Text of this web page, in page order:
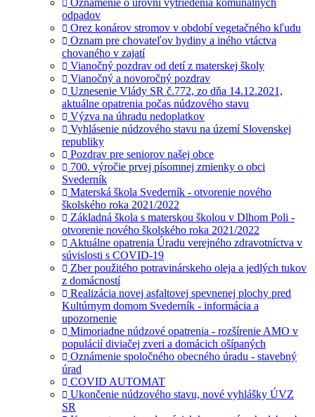
odpadov
Orez konárov stromov v období vegetačného kľudu
Oznam pre chovateľov hydiny a iného vtáctva
chovaného v zajatí
Vianočný pozdrav od detí z materskej školy
Vianočný a novoročný pozdrav
Uznesenie Vlády SR č.772, zo dňa 14.12.2021,
aktuálne opatrenia počas núdzového stavu
Výzva na úhradu nedoplatkov
Vyhlásenie núdzového stavu na území Slovenskej
republiky
Pozdrav pre seniorov našej obce
700. výročie prvej písomnej zmienky o obci
Svederník
Materská škola Svederník - otvorenie nového
školského roka 2021/2022
Základná škola s materskou školou v Dlhom Poli -
otvorenie nového školského roka 2021/2022
Aktuálne opatrenia Úradu verejného zdravotníctva v
súvislosti s COVID-19
Zber použitého potravinárskeho oleja a jedlých tukov
z domácností
Realizácia novej asfaltovej spevnenej plochy pred
Kultúrnym domom Svederník - informácia a
upozornenie
Mimoriadne núdzové opatrenia - rozšírenie AMO v
populácií diviačej zveri a domácich ošípaných
Oznámenie spoločného obecného úradu - stavebný
úrad
COVID AUTOMAT
Ukončenie núdzového stavu, nové vyhlášky ÚVZ
SR